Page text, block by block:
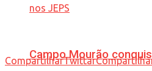
Campo Mourão
CompartilharTwittar